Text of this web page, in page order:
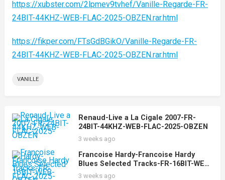
https://xubster.com/2lpmev9tvhef/Vanille-Regarde-FR-
24BIT-44KHZ-WEB-FLAC-2025-OBZEN.rar.html
https://fikper.com/FTsGdBGikO/Vanille-Regarde-FR-
24BIT-44KHZ-WEB-FLAC-2025-OBZEN.rar.html
VANILLE
Renaud-Live a La Cigale 2007-FR-
24BIT-44KHZ-WEB-FLAC-2025-OBZEN
3 weeks ago
Francoise Hardy-Francoise Hardy
Blues Selected Tracks-FR-16BIT-WEB-
FLAC-2025-OBZEN
3 weeks ago